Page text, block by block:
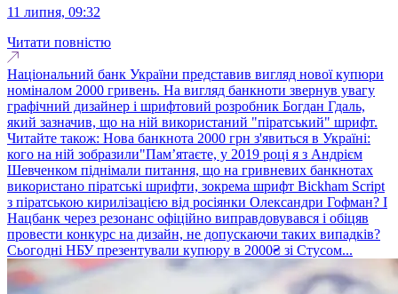
11 липня, 09:32
Читати повністю
Національний банк України представив вигляд нової купюри
номіналом 2000 гривень. На вигляд банкноти звернув увагу
графічний дизайнер і шрифтовий розробник Богдан Гдаль,
який зазначив, що на ній використаний "піратський" шрифт.
Читайте також: Нова банкнота 2000 грн з'явиться в Україні:
кого на ній зобразили"Памʼятаєте, у 2019 році я з Андрієм
Шевченком піднімали питання, що на гривневих банкнотах
використано піратські шрифти, зокрема шрифт Bickham Script
з піратською кирилізацією від росіянки Олександри Гофман? І
Нацбанк через резонанс офіційно виправдовувався і обіцяв
провести конкурс на дизайн, не допускаючи таких випадків?
Сьогодні НБУ презентували купюру в 2000₴ зі Стусом...